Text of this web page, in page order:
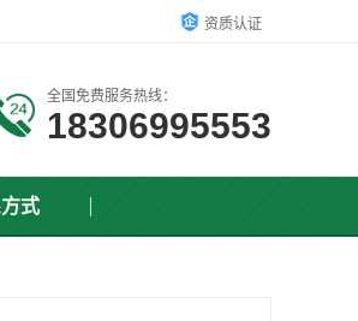
资质认证
全国免费服务热线：
18306995553
式